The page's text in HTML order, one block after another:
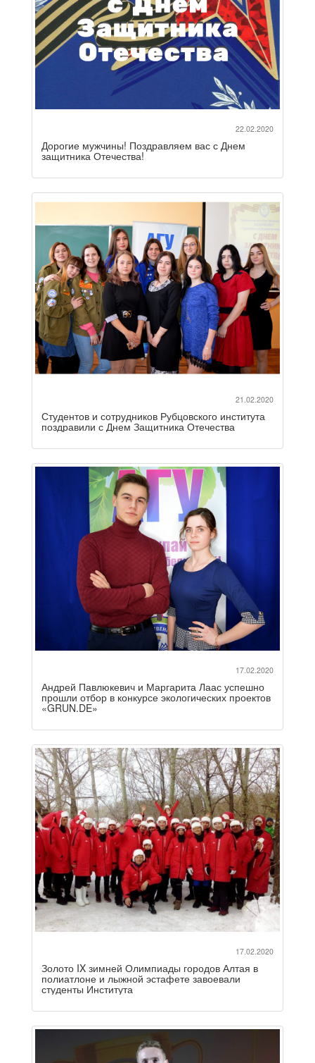
22.02.2020
Дорогие мужчины! Поздравляем вас с Днем
защитника Отечества!
21.02.2020
Студентов и сотрудников Рубцовского института
поздравили с Днем Защитника Отечества
17.02.2020
Андрей Павлюкевич и Маргарита Лаас успешно
прошли отбор в конкурсе экологических проектов
«GRUN.DE»
17.02.2020
Золото IX зимней Олимпиады городов Алтая в
полиатлоне и лыжной эстафете завоевали
студенты Института